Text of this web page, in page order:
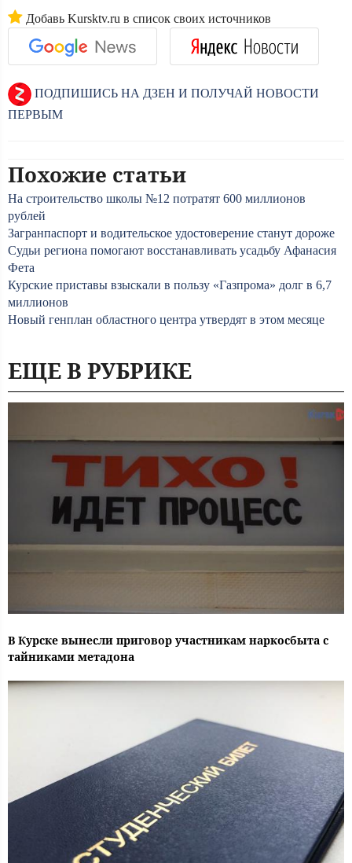
Добавь Kursktv.ru в список своих источников
ПОДПИШИСЬ НА ДЗЕН И ПОЛУЧАЙ НОВОСТИ
ПЕРВЫМ
Похожие статьи
На строительство школы №12 потратят 600 миллионов
рублей
Загранпаспорт и водительское удостоверение станут дороже
Судьи региона помогают восстанавливать усадьбу Афанасия
Фета
Курские приставы взыскали в пользу «Газпрома» долг в 6,7
миллионов
Новый генплан областного центра утвердят в этом месяце
ЕЩЕ В РУБРИКЕ
В Курске вынесли приговор участникам наркосбыта с
тайниками метадона